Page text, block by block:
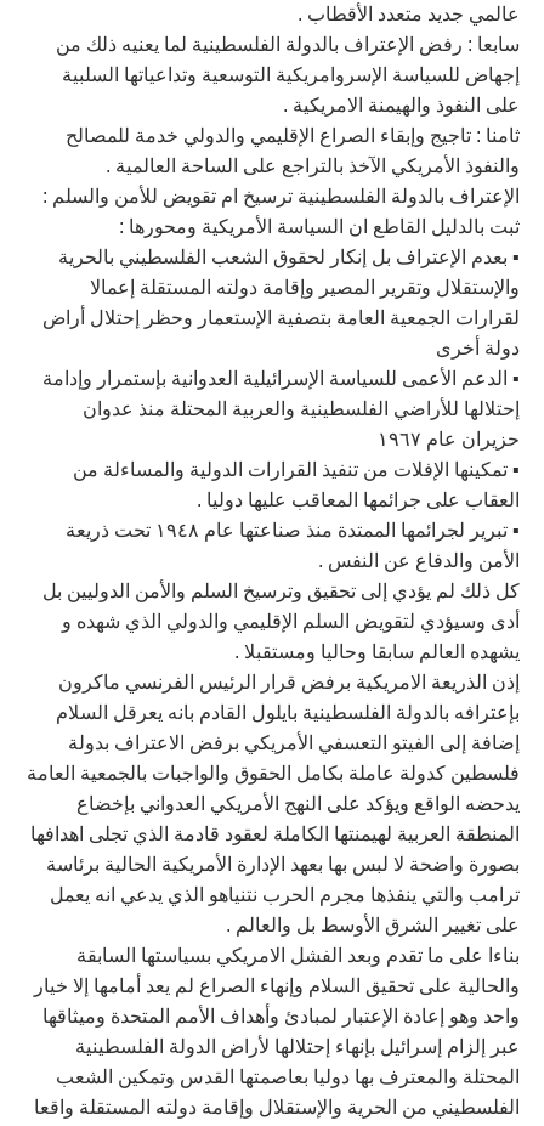
عالمي جديد متعدد الأقطاب .
سابعا : رفض الإعتراف بالدولة الفلسطينية لما يعنيه ذلك من
إجهاض للسياسة الإسروامريكية التوسعية وتداعياتها السلبية
على النفوذ والهيمنة الامريكية .
ثامنا : تاجيج وإبقاء الصراع الإقليمي والدولي خدمة للمصالح
والنفوذ الأمريكي الآخذ بالتراجع على الساحة العالمية .
الإعتراف بالدولة الفلسطينية ترسيخ ام تقويض للأمن والسلم :
ثبت بالدليل القاطع ان السياسة الأمريكية ومحورها :
▪︎ بعدم الإعتراف بل إنكار لحقوق الشعب الفلسطيني بالحرية
والإستقلال وتقرير المصير وإقامة دولته المستقلة إعمالا
لقرارات الجمعية العامة بتصفية الإستعمار وحظر إحتلال أراض
دولة أخرى
▪︎ الدعم الأعمى للسياسة الإسرائيلية العدوانية بإستمرار وإدامة
إحتلالها للأراضي الفلسطينية والعربية المحتلة منذ عدوان
حزيران عام ١٩٦٧
▪︎ تمكينها الإفلات من تنفيذ القرارات الدولية والمساءلة من
العقاب على جرائمها المعاقب عليها دوليا .
▪︎ تبرير لجرائمها الممتدة منذ صناعتها عام ١٩٤٨ تحت ذريعة
الأمن والدفاع عن النفس .
كل ذلك لم يؤدي إلى تحقيق وترسيخ السلم والأمن الدوليين بل
أدى وسيؤدي لتقويض السلم الإقليمي والدولي الذي شهده و
يشهده العالم سابقا وحاليا ومستقبلا .
إذن الذريعة الامريكية برفض قرار الرئيس الفرنسي ماكرون
بإعترافه بالدولة الفلسطينية بايلول القادم بانه يعرقل السلام
إضافة إلى الفيتو التعسفي الأمريكي برفض الاعتراف بدولة
فلسطين كدولة عاملة بكامل الحقوق والواجبات بالجمعية العامة
يدحضه الواقع ويؤكد على النهج الأمريكي العدواني بإخضاع
المنطقة العربية لهيمنتها الكاملة لعقود قادمة الذي تجلى اهدافها
بصورة واضحة لا لبس بها بعهد الإدارة الأمريكية الحالية برئاسة
ترامب والتي ينفذها مجرم الحرب نتنياهو الذي يدعي انه يعمل
على تغيير الشرق الأوسط بل والعالم .
بناءا على ما تقدم وبعد الفشل الامريكي بسياستها السابقة
والحالية على تحقيق السلام وإنهاء الصراع لم يعد أمامها إلا خيار
واحد وهو إعادة الإعتبار لمبادئ وأهداف الأمم المتحدة وميثاقها
عبر إلزام إسرائيل بإنهاء إحتلالها لأراض الدولة الفلسطينية
المحتلة والمعترف بها دوليا بعاصمتها القدس وتمكين الشعب
الفلسطيني من الحرية والإستقلال وإقامة دولته المستقلة واقعا